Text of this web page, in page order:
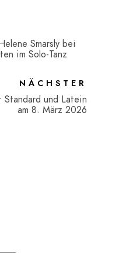
Smarsly bei
im Solo-Tanz
NÄCHSTER
Standard und Latein
am 8. März 2026